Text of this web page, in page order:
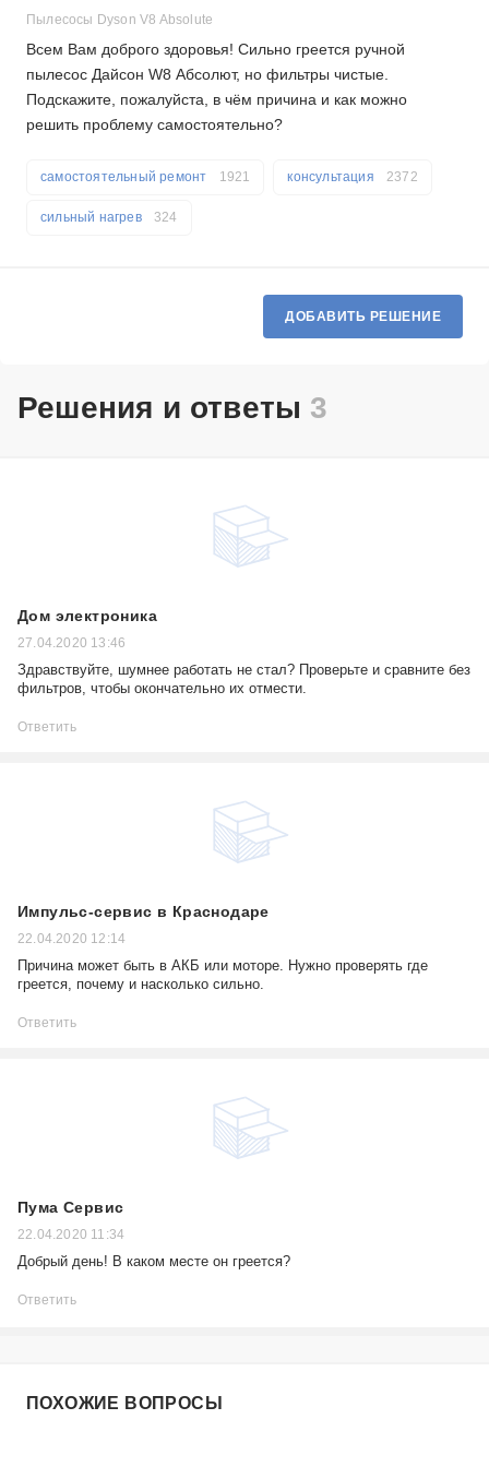
Пылесосы Dyson V8 Absolute
Всем Вам доброго здоровья! Сильно греется ручной
пылесос Дайсон W8 Абсолют, но фильтры чистые.
Подскажите, пожалуйста, в чём причина и как можно
решить проблему самостоятельно?
консультация 2372
самостоятельный ремонт 1921
сильный нагрев 324
ДОБАВИТЬ РЕШЕНИЕ
Решения и ответы 3
Дом электроника
27.04.2020 13:46
Здравствуйте, шумнее работать не стал? Проверьте и сравните без
фильтров, чтобы окончательно их отмести.
Ответить
Импульс-сервис в Краснодаре
22.04.2020 12:14
Причина может быть в АКБ или моторе. Нужно проверять где
греется, почему и насколько сильно.
Ответить
Пума Сервис
22.04.2020 11:34
Добрый день! В каком месте он греется?
Ответить
ПОХОЖИЕ ВОПРОСЫ